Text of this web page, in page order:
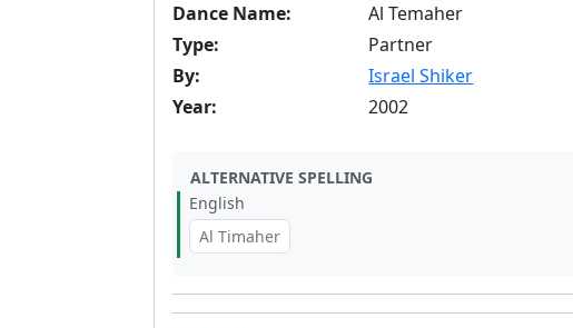
Dance Name:
Al Temaher
Type:
Partner
By:
Israel Shiker
Year:
2002
ALTERNATIVE SPELLING
English
Al Timaher